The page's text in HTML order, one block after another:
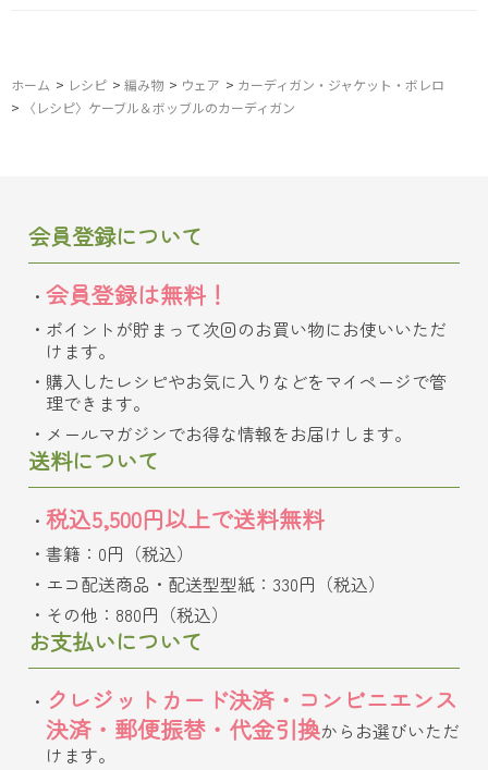
ホーム > レシピ > 編み物 > ウェア > カーディガン・ジャケット・ボレロ
>
〈レシピ〉ケーブル＆ボッブルのカーディガン
会員登録について
会員登録は無料！
ポイントが貯まって次回のお買い物にお使いいただ
けます。
購入したレシピやお気に入りなどをマイページで管
理できます。
メールマガジンでお得な情報をお届けします。
送料について
税込5,500円以上で送料無料
書籍：0円（税込）
エコ配送商品・配送型型紙：330円（税込）
その他：880円（税込）
お支払いについて
クレジットカード決済・コンビニエンス
決済・郵便振替・代金引換からお選びいただ
けます。